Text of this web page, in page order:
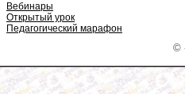
Вебинары
Открытый урок
Педагогический марафон
©